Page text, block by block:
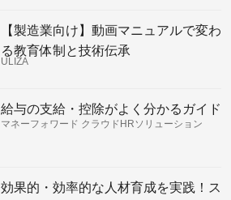
【製造業向け】動画マニュアルで変わ
る教育体制と技術伝承
ULIZA
給与の支給・控除がよく分かるガイド
マネーフォワード クラウドHRソリューション
効果的・効率的な人材育成を実践！ス